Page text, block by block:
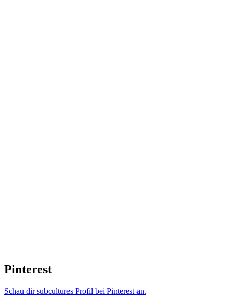
Pinterest
Schau dir subcultures Profil bei Pinterest an.